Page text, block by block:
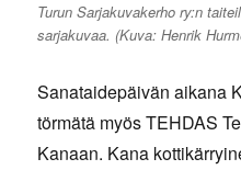
Turun Sarjakuvakerho ry:n
sarjakuvaa. (Kuva: Henrik
Sanataidepäivän aikana
törmätä myös TEHDAS
Kanaan. Kana